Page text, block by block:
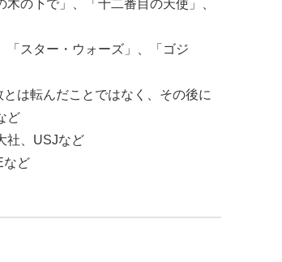
の下で」、「十二番目の天使」、
「スター・ウォーズ」、「ゴジ
は転んだことではなく、その後に
ど
社、USJなど
など